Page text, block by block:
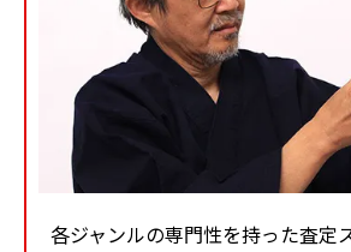
各ジャンルの専門性を持った査定